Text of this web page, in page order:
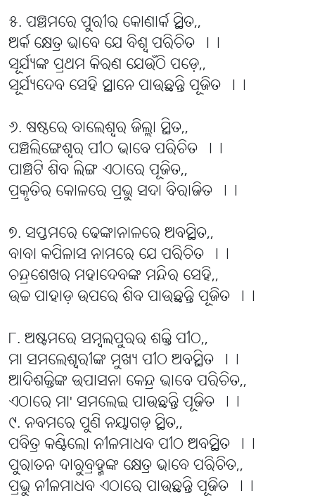
୫. ପଞ୍ଚମରେ ପୁରୀର କୋଣାର୍କ ସ୍ଥିତ,,
ଅର୍କ କ୍ଷେତ୍ର ଭାବେ ଯେ ବିଶ୍ବ ପରିଚିତ ।।
ସୂର୍ଯ୍ୟଙ୍କ ପ୍ରଥମ କିରଣ ଯେଉଁଠି ପଡ଼େ,,
ସୂର୍ଯ୍ୟଦେବ ସେହି ସ୍ଥାନେ ପାଉଛନ୍ତି ପୂଜିତ ।।
୬. ଷଷ୍ଠରେ ବାଲେଶ୍ବର ଜିଲ୍ଲା ସ୍ଥିତ,,
ପଞ୍ଚଲିଙ୍ଗେଶ୍ବର ପୀଠ ଭାବେ ପରିଚିତ ।।
ପାଞ୍ଚଟି ଶିବ ଲିଙ୍ଗ ଏଠାରେ ପୂଜିତ,,
ପ୍ରକୃତିର କୋଳରେ ପ୍ରଭୁ ସଦା ବିରାଜିତ ।।
୭. ସପ୍ତମରେ ଢେଙ୍କାନାଳରେ ଅବସ୍ଥିତ,,
ବାବା କପିଳାସ ନାମରେ ଯେ ପରିଚିତ ।।
ଚନ୍ଦ୍ରଶେଖର ମହାଦେବଙ୍କ ମନ୍ଦିର ସେହି,,
ଉଚ୍ଚ ପାହାଡ଼ ଉପରେ ଶିବ ପାଉଛନ୍ତି ପୂଜିତ ।।
୮. ଅଷ୍ଟମରେ ସମ୍ବଲପୁରର ଶକ୍ତି ପୀଠ,,
ମା ସମଲେଶ୍ୱରୀଙ୍କ ମୁଖ୍ୟ ପୀଠ ଅବସ୍ଥିତ ।।
ଆଦିଶକ୍ତିଙ୍କ ଉପାସନା କେନ୍ଦ୍ର ଭାବେ ପରିଚିତ,,
ଏଠାରେ ମା' ସମଲେଇ ପାଉଛନ୍ତି ପୂଜିତ ।।
୯. ନବମରେ ପୁଣି ନୟାଗଡ଼ ସ୍ଥିତ,,
ପବିତ୍ର କଣ୍ଟିଲୋ ନୀଳମାଧବ ପୀଠ ଅବସ୍ଥିତ ।।
ପୁରାତନ ଦାରୁବ୍ରହ୍ମଙ୍କ କ୍ଷେତ୍ର ଭାବେ ପରିଚିତ,,
ପ୍ରଭୁ ନୀଳମାଧବ ଏଠାରେ ପାଉଛନ୍ତି ପୂଜିତ ।।